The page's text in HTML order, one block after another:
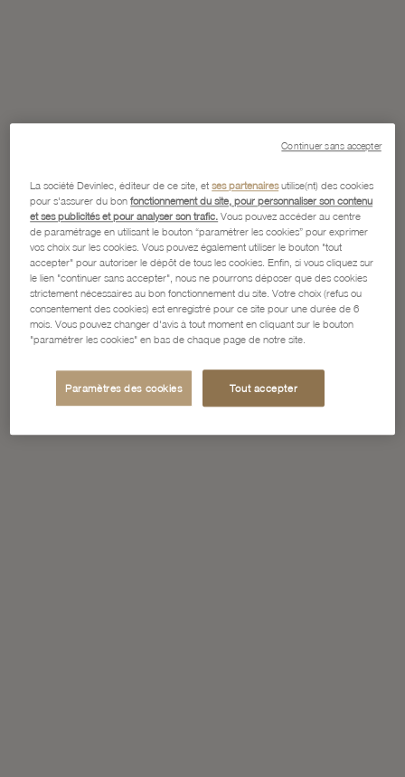
La société Devinlec, éditeur de ce site, etses partenairesutilise(nt) des cookies
pour s'assurer du bonfonctionnement du site, pour personnaliser son contenu
et ses publicités et pour analyser son trafic. Vous pouvez accéder au centre
de paramétrage en utilisant le bouton “paramétrer les cookies” pour exprimer
vos choix sur les cookies. Vous pouvez également utiliser le bouton "tout
accepter" pour autoriser le dépôt de tous les cookies. Enfin, si vous cliquez sur
le lien "continuer sans accepter", nous ne pourrons déposer que des cookies
strictement nécessaires au bon fonctionnement du site. Votre choix (refus ou
consentement des cookies) est enregistré pour ce site pour une durée de 6
mois. Vous pouvez changer d'avis à tout moment en cliquant sur le bouton
"paramétrer les cookies" en bas de chaque page de notre site.
Paramètres des cookies Tout accepter
Continuer sans accepter